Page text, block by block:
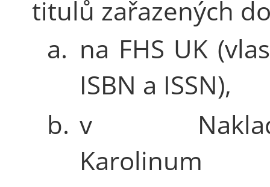
titulů zařazených
a. na FHS UK
ISBN a ISSN),
b. v
Karolinum